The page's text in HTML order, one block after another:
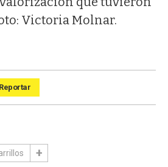
Victoria Molnar.
Reportar